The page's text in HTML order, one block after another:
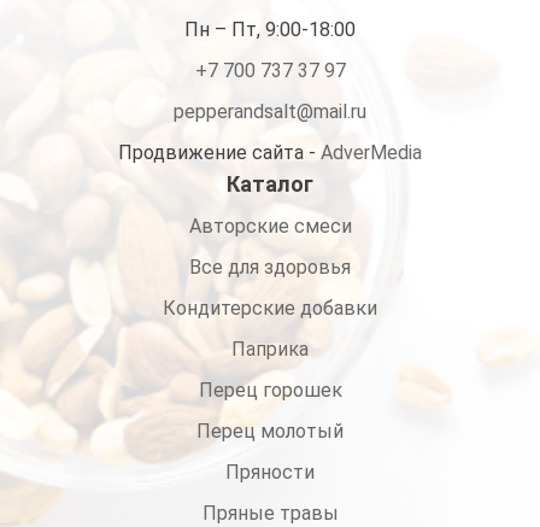
Пн – Пт, 9:00-18:00
+7 700 737 37 97
pepperandsalt@mail.ru
Продвижение сайта - AdverMedia
Каталог
Авторские смеси
Все для здоровья
Кондитерские добавки
Паприка
Перец горошек
Перец молотый
Пряности
Пряные травы